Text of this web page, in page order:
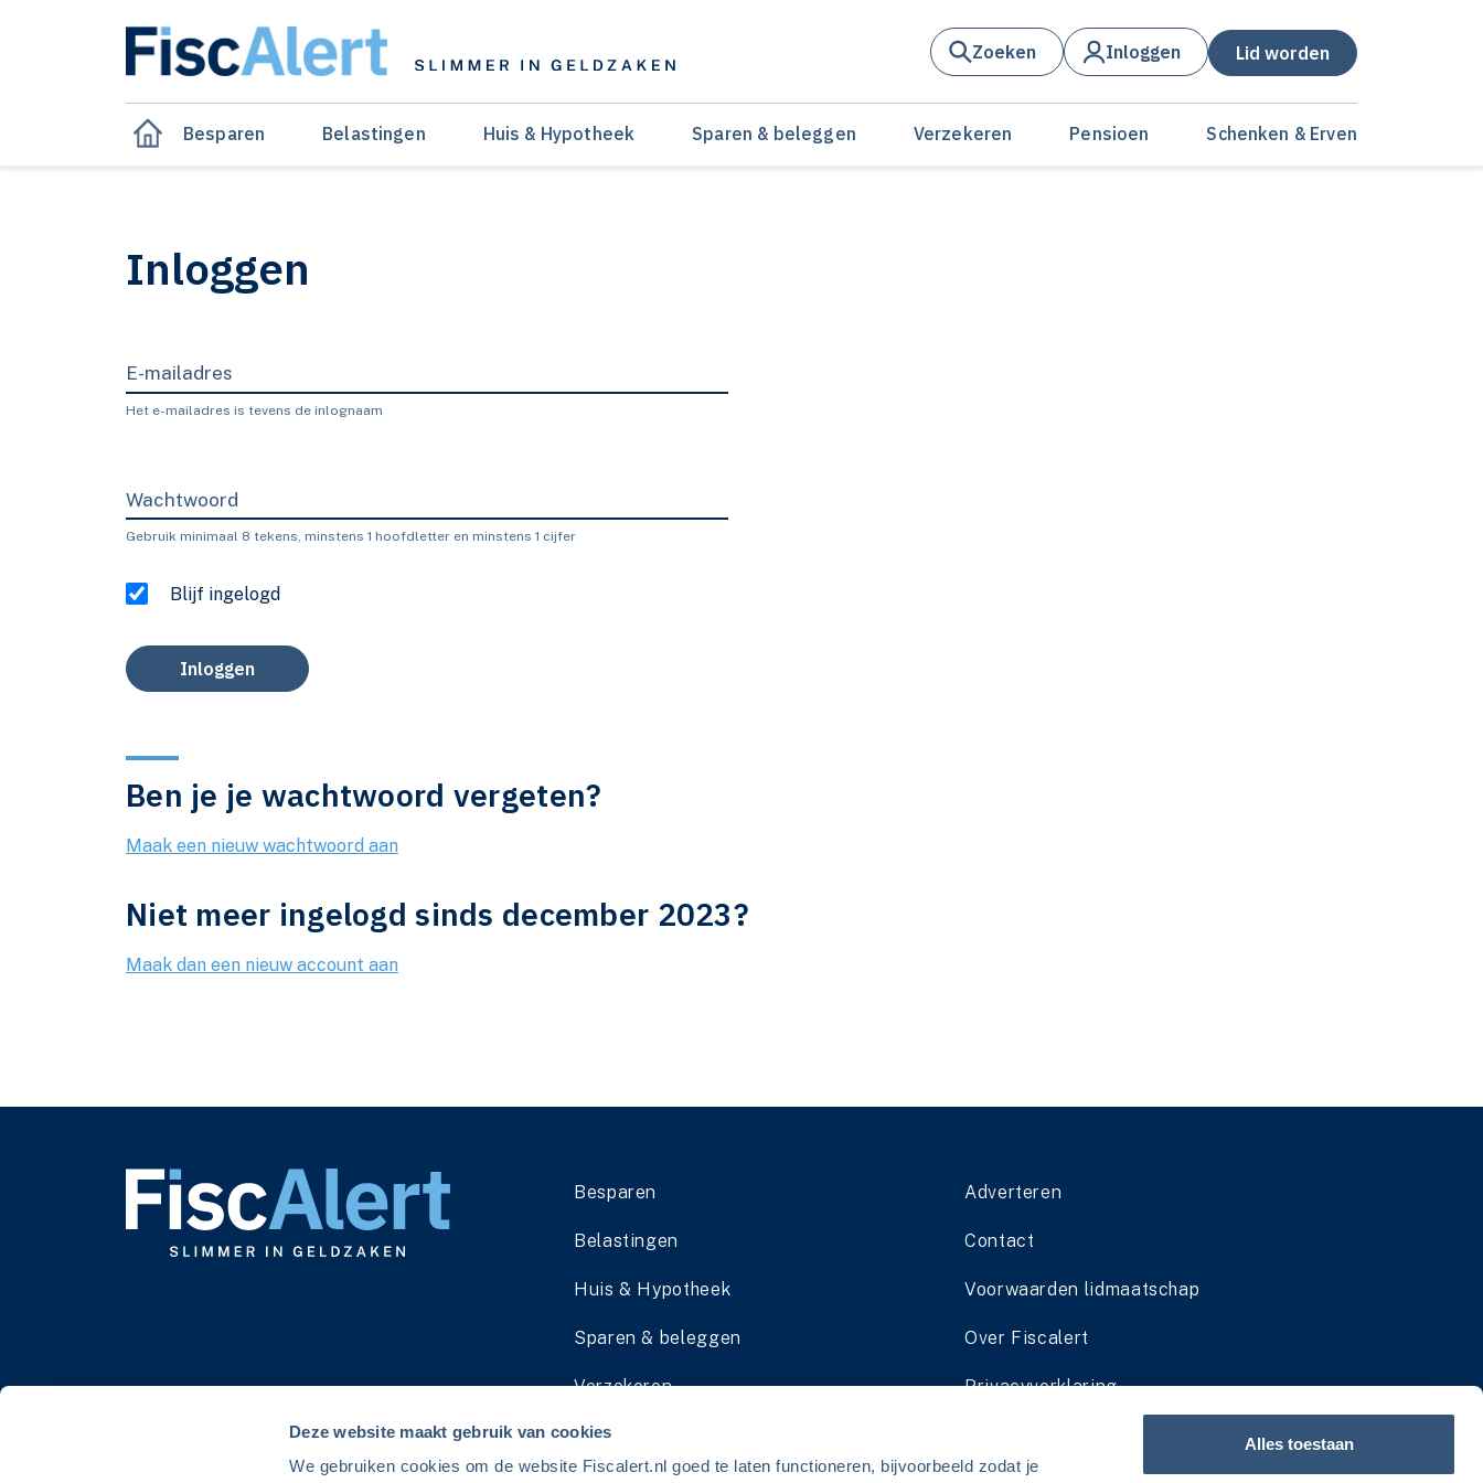
Deze website maakt gebruik van cookies
We gebruiken cookies om de website Fiscalert.nl goed te laten functioneren, bijvoorbeeld zodat je
Alles toestaan
Zoeken Inloggen Lid worden
Besparen Belastingen Huis & Hypotheek Sparen & beleggen Verzekeren Pensioen Schenken & Erven
Inloggen
E-mailadres
Het e-mailadres is tevens de inlognaam
Wachtwoord
Gebruik minimaal 8 tekens, minstens 1 hoofdletter en minstens 1 cijfer
Blijf ingelogd
Inloggen
Ben je je wachtwoord vergeten?
Maak een nieuw wachtwoord aan
Niet meer ingelogd sinds december 2023?
Maak dan een nieuw account aan
Besparen
Belastingen
Huis & Hypotheek
Sparen & beleggen
Verzekeren
Pensioen
Adverteren
Contact
Voorwaarden lidmaatschap
Over Fiscalert
Privacyverklaring